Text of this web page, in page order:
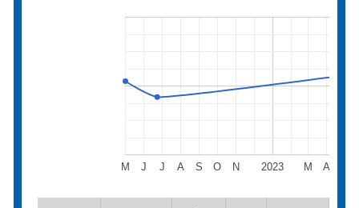
2023
M J J A S O N M A